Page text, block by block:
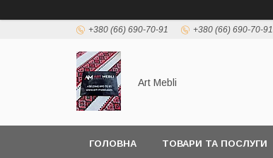
+380 (66) 690-70-91 +380 (66) 690-70-91
Art Mebli
ГОЛОВНА ТОВАРИ ТА ПОСЛУГИ